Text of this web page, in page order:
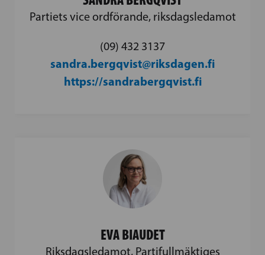
Partiets vice ordförande, riksdagsledamot
(09) 432 3137
sandra.bergqvist@riksdagen.fi
https://sandrabergqvist.fi
EVA BIAUDET
Riksdagsledamot, Partifullmäktiges